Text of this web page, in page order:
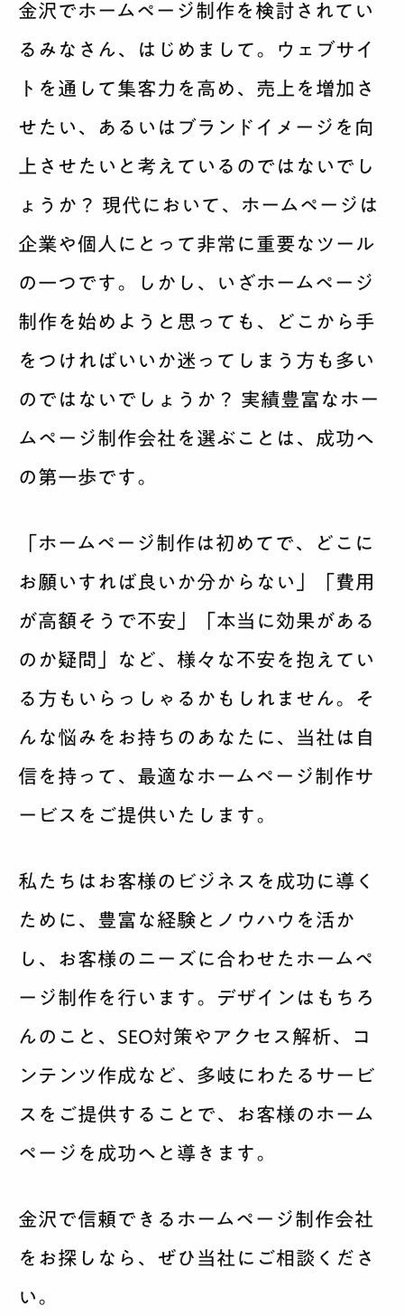
金沢でホームページ制作を検討されてい
るみなさん、はじめまして。ウェブサイ
トを通して集客力を高め、売上を増加さ
せたい、あるいはブランドイメージを向
上させたいと考えているのではないでし
ょうか？ 現代において、ホームページは
企業や個人にとって非常に重要なツール
の一つです。しかし、いざホームページ
制作を始めようと思っても、どこから手
をつければいいか迷ってしまう方も多い
のではないでしょうか？ 実績豊富なホー
ムページ制作会社を選ぶことは、成功へ
の第一歩です。
「ホームページ制作は初めてで、どこに
お願いすれば良いか分からない」「費用
が高額そうで不安」「本当に効果がある
のか疑問」など、様々な不安を抱えてい
る方もいらっしゃるかもしれません。そ
んな悩みをお持ちのあなたに、当社は自
信を持って、最適なホームページ制作サ
ービスをご提供いたします。
私たちはお客様のビジネスを成功に導く
ために、豊富な経験とノウハウを活か
し、お客様のニーズに合わせたホームペ
ージ制作を行います。デザインはもちろ
んのこと、SEO対策やアクセス解析、コ
ンテンツ作成など、多岐にわたるサービ
スをご提供することで、お客様のホーム
ページを成功へと導きます。
金沢で信頼できるホームページ制作会社
をお探しなら、ぜひ当社にご相談くださ
い。